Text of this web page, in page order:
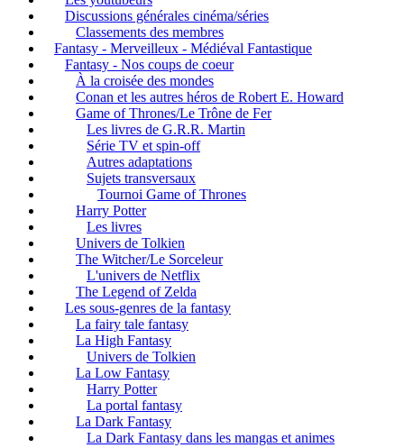
Discussions générales cinéma/séries
Classements des membres
Fantasy - Merveilleux - Médiéval Fantastique
Fantasy - Nos coups de coeur
À la croisée des mondes
Conan et les autres héros de Robert E. Howard
Game of Thrones/Le Trône de Fer
Les livres de G.R.R. Martin
Série TV et spin-off
Autres adaptations
Sujets transversaux
Tournoi Game of Thrones
Harry Potter
Les livres
Univers de Tolkien
The Witcher/Le Sorceleur
L'univers de Netflix
The Legend of Zelda
Les sous-genres de la fantasy
La fairy tale fantasy
La High Fantasy
Univers de Tolkien
La Low Fantasy
Harry Potter
La portal fantasy
La Dark Fantasy
La Dark Fantasy dans les mangas et animes